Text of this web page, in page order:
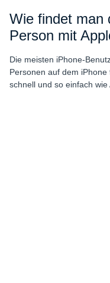
Wie findet man
Person mit
Die meisten iPhone-
Personen auf dem iPhone
schnell und so einfach wie